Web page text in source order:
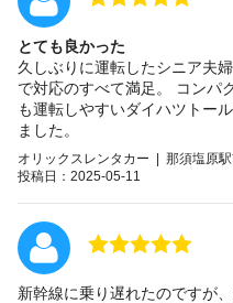
とても良かった
久しぶりに運転したシニア夫
で対応のすべて満足。 コンパ
も運転しやすいダイハツトー
ました。
オリックスレンタカー | 那須塩原
投稿日：2025-05-11
新幹線に乗り遅れたのですが